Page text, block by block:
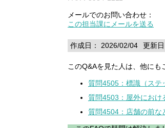
メールでのお問い合わせ：
この担当課にメールを送る
作成日： 2026/02/04 更新
このQ&Aを見た人は、他にも
質問4505：標識（ステ
質問4503：屋外におけ
質問4504：店舗の前な